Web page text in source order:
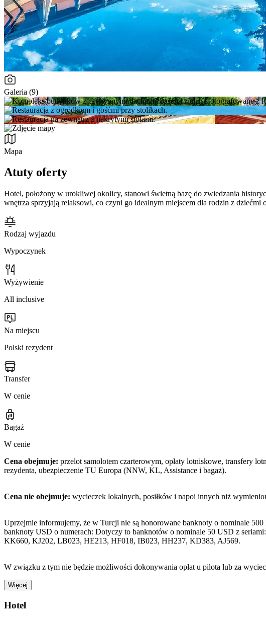
Galeria (9)
Mapa
Atuty oferty
Hotel, położony w urokliwej okolicy, stanowi świetną bazę do zwiedzania
wnętrza sprzyjają relaksowi, co czyni go idealnym miejscem dla rodzin z
Rodzaj wyjazdu
Wypoczynek
Wyżywienie
All inclusive
Na miejscu
Polski rezydent
Transfer
W cenie
Bagaż
W cenie
Cena obejmuje: przelot samolotem czarterowym, opłaty lotniskowe, transfery
rezydenta, ubezpieczenie TU Europa (NNW, KL, Assistance i bagaż).
Cena nie obejmuje: wycieczek lokalnych, posiłków i napoi innych niż
Uprzejmie informujemy, że w Turcji nie są honorowane banknoty o nominale
banknoty USD o numerach: Dotyczy to banknotów o nominale 50 USD z
KK660, KJ202, LB023, HE213, HF018, IB023, HH237, KD383, AJ569.
W związku z tym nie będzie możliwości dokonywania opłat u pilota lub za
Więcej
Hotel